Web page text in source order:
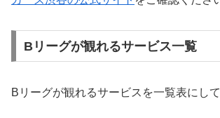
Bリーグが観れるサービス一覧
Bリーグが観れるサービスを一覧表にして